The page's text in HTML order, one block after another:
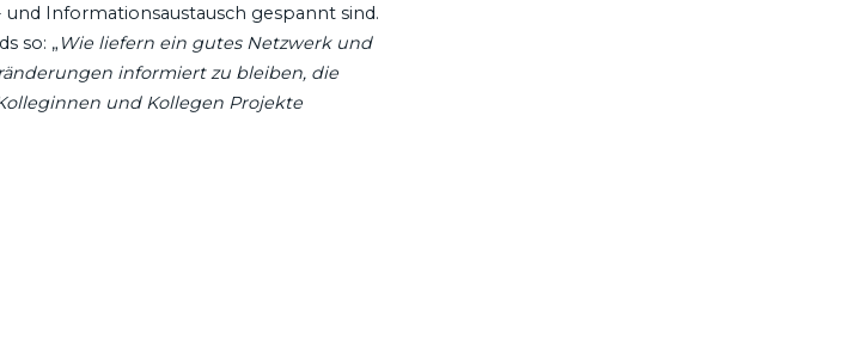
Informationsaustausch gespannt sind.
so: „ Wie liefern ein gutes Netzwerk und
informiert zu bleiben, die
und Kollegen Projekte